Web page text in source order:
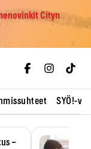
Cityn
Ihmissuhteet SYÖ!-
–